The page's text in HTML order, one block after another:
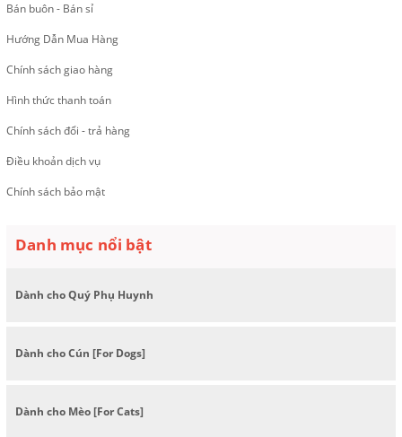
Bán buôn - Bán sỉ
Hướng Dẫn Mua Hàng
Chính sách giao hàng
Hình thức thanh toán
Chính sách đổi - trả hàng
Điều khoản dịch vụ
Chính sách bảo mật
Danh mục nổi bật
Dành cho Quý Phụ Huynh
Dành cho Cún [For Dogs]
Dành cho Mèo [For Cats]